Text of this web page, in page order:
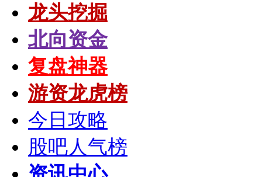
龙头挖掘
北向资金
复盘神器
游资龙虎榜
今日攻略
股吧人气榜